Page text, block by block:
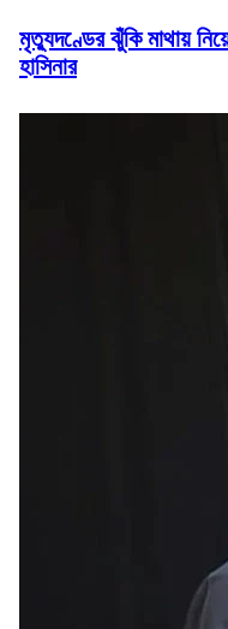
মৃত্যুদণ্ডের ঝুঁকি মাথায়
হাসিনার